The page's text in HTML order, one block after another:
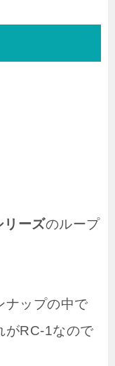
リーズのループ
ナップの中で
がRC-1なので